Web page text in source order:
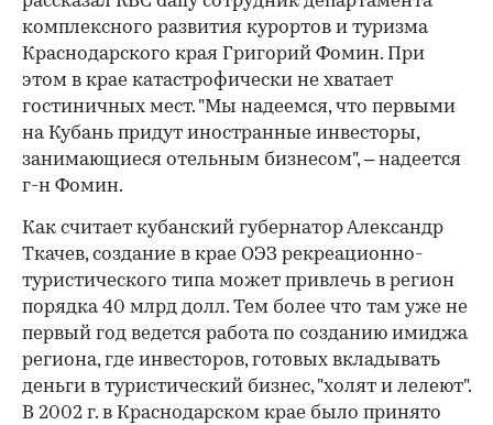
комплексного развития курортов и туризма
Краснодарского края Григорий Фомин. При
этом в крае катастрофически не хватает
гостиничных мест. "Мы надеемся, что первыми
на Кубань придут иностранные инвесторы,
занимающиеся отельным бизнесом", – надеется
г-н Фомин.
Как считает кубанский губернатор Александр
Ткачев, создание в крае ОЭЗ рекреационно-
туристического типа может привлечь в регион
порядка 40 млрд долл. Тем более что там уже не
первый год ведется работа по созданию имиджа
региона, где инвесторов, готовых вкладывать
деньги в туристический бизнес, "холят и лелеют".
В 2002 г. в Краснодарском крае было принято